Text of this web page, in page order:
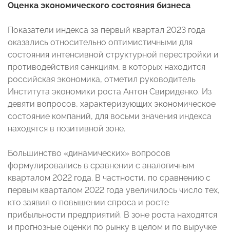
Оценка экономического состояния бизнеса
Показатели индекса за первый квартал 2023 года
оказались относительно оптимистичными для
состояния интенсивной структурной перестройки и
противодействия санкциям, в которых находится
российская экономика, отметил руководитель
Института экономики роста Антон Свириденко. Из
девяти вопросов, характеризующих экономическое
состояние компаний, для восьми значения индекса
находятся в позитивной зоне.
Большинство «динамических» вопросов
формулировались в сравнении с аналогичным
кварталом 2022 года. В частности, по сравнению с
первым кварталом 2022 года увеличилось число тех,
кто заявил о повышении спроса и росте
прибыльности предприятий. В зоне роста находятся
и прогнозные оценки по рынку в целом и по выручке